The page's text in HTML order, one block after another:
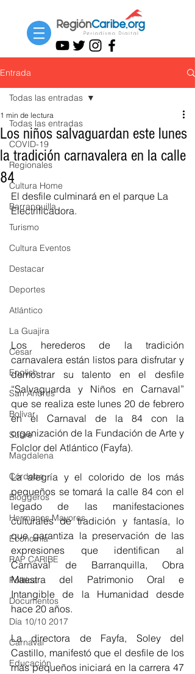
Entrada
Todas las entradas
COVID-19
Regionales
Cultura Home
Barranquilla
Turismo
Cultura Eventos
Destacar
Deportes
Atlántico
La Guajira
Cesar
English
San Andres
Bolívar
Sucre
Magdalena
Córdoba
Bloggeros
Hermanos Mayores
Economía
RAP CARIBE
Política
Documentos
Día 10/10 2017
Carnaval
Educación
Todas las entradas
Los niños salvaguardan este lunes
la tradición carnavalera en la calle
84
1 min de lectura
El desfile culminará en el parque La
Electrificadora.
Los herederos de la tradición
carnavalera están listos para disfrutar y
demostrar su talento en el desfile
“Salvaguarda y Niños en Carnaval”
que se realiza este lunes 20 de febrero
en el Carnaval de la 84 con la
organización de la Fundación de Arte y
Folclor del Atlántico (Fayfa).
La alegría y el colorido de los más
pequeños se tomará la calle 84 con el
legado de las manifestaciones
culturales de tradición y fantasía, lo
que garantiza la preservación de las
expresiones que identifican al
Carnaval de Barranquilla, Obra
Maestra del Patrimonio Oral e
Intangible de la Humanidad desde
hace 20 años.
La directora de Fayfa, Soley del
Castillo, manifestó que el desfile de los
más pequeños iniciará en la carrera 47